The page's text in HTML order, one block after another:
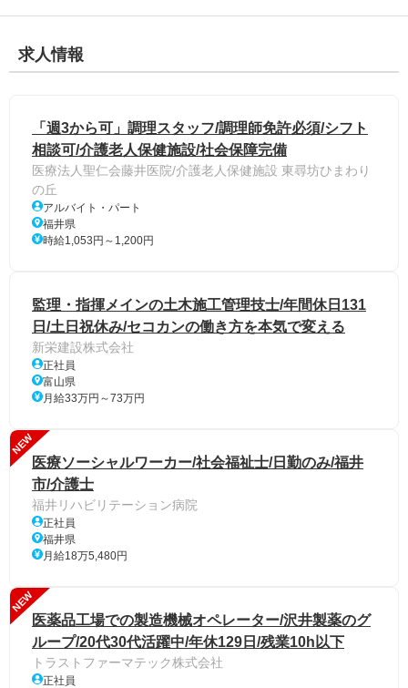
求人情報
「週3から可」調理スタッフ/調理師免許必須/シフト
相談可/介護老人保健施設/社会保障完備
医療法人聖仁会藤井医院/介護老人保健施設 東尋坊ひまわり
の丘
アルバイト・パート
福井県
時給1,053円～1,200円
監理・指揮メインの土木施工管理技士/年間休日131
日/土日祝休み/セコカンの働き方を本気で変える
新栄建設株式会社
正社員
富山県
月給33万円～73万円
NEW
医療ソーシャルワーカー/社会福祉士/日勤のみ/福井
市/介護士
福井リハビリテーション病院
正社員
福井県
月給18万5,480円
NEW
医薬品工場での製造機械オペレーター/沢井製薬のグ
ループ/20代30代活躍中/年休129日/残業10h以下
トラストファーマテック株式会社
正社員